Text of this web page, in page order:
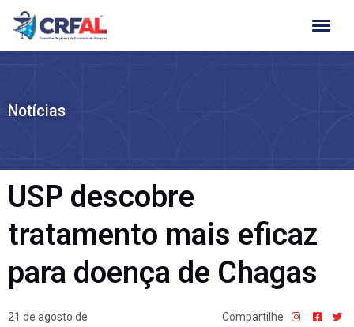
Ir
para
Notícias
USP descobre
tratamento mais eficaz
para doença de Chagas
21 de agosto de
Compartilhe